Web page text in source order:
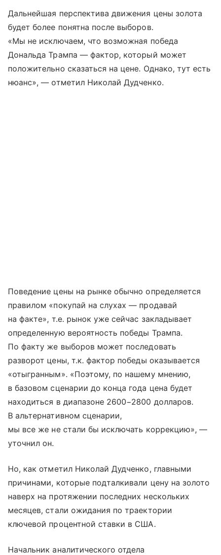
Дальнейшая перспектива движения цены золота
будет более понятна после выборов.
«Мы не исключаем, что возможная победа
Дональда Трампа — фактор, который может
положительно сказаться на цене. Однако, тут есть
нюанс», — отметил Николай Дудченко.
Поведение цены на рынке обычно определяется
правилом «покупай на слухах — продавай
на факте», т.е. рынок уже сейчас закладывает
определенную вероятность победы Трампа.
По факту же выборов может последовать
разворот цены, т.к. фактор победы оказывается
«отыгранным». «Поэтому, по нашему мнению,
в базовом сценарии до конца года цена будет
находиться в диапазоне 2600−2800 долларов.
В альтернативном сценарии,
мы все же не стали бы исключать коррекцию», —
уточнил он.
Но, как отметил Николай Дудченко, главными
причинами, которые подталкивали цену на золото
наверх на протяжении последних нескольких
месяцев, стали ожидания по траектории
ключевой процентной ставки в США.
Начальник аналитического отдела